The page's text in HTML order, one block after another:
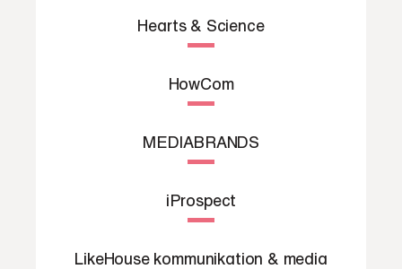
Hearts & Science
HowCom
MEDIABRANDS
iProspect
LikeHouse kommunikation & media